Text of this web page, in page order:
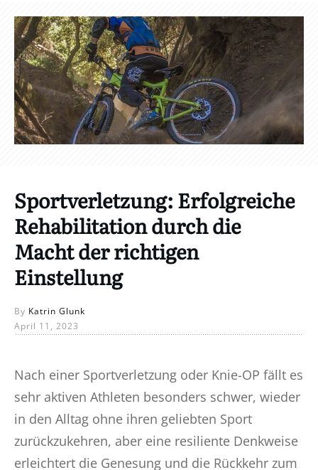
Sportverletzung: Erfolgreiche
Rehabilitation durch die
Macht der richtigen
Einstellung
By Katrin Glunk
April 11, 2023
Nach einer Sportverletzung oder Knie-OP fällt es
sehr aktiven Athleten besonders schwer, wieder
in den Alltag ohne ihren geliebten Sport
zurückzukehren, aber eine resiliente Denkweise
erleichtert die Genesung und die Rückkehr zum